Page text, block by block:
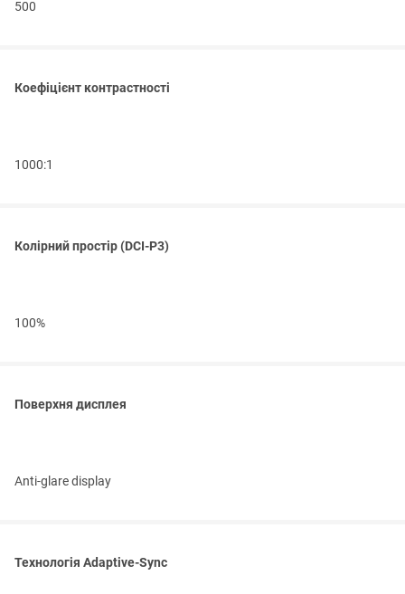
500
Коефіцієнт контрастності
1000:1
Колірний простір (DCI-P3)
100%
Поверхня дисплея
Anti-glare display
Технологія Adaptive-Sync